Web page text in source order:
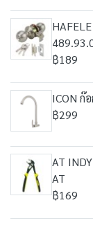
฿189
ICON ก๊
฿299
AT
AT
฿169